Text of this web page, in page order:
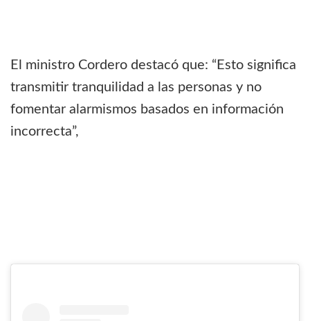
El ministro Cordero destacó que: “Esto significa
transmitir tranquilidad a las personas y no
fomentar alarmismos basados en información
incorrecta”,